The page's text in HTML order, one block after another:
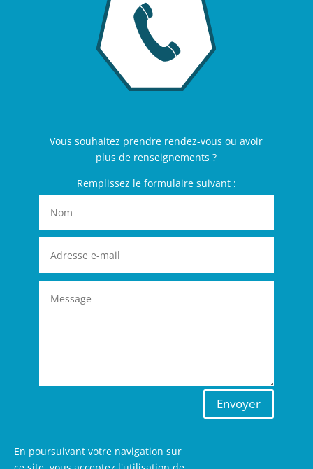
Vous souhaitez prendre rendez-vous ou avoir
plus de renseignements ?
Remplissez le formulaire suivant :
Envoyer
En poursuivant votre navigation sur